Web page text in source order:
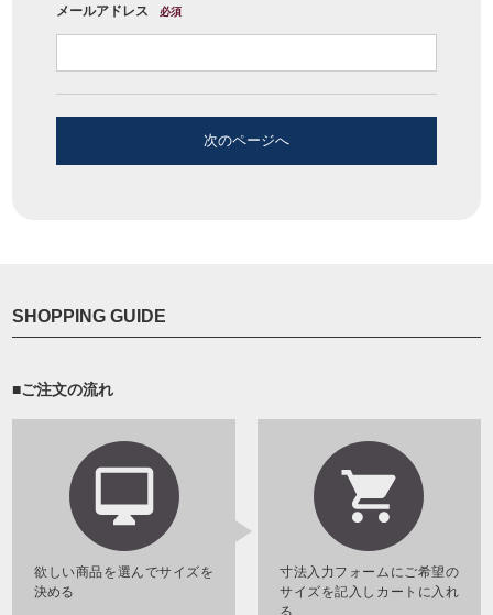
メールアドレス 必須
次のページへ
SHOPPING GUIDE
■ご注文の流れ
欲しい商品を選んでサイズを
決める
寸法入力フォームにご希望の
サイズを記入しカートに入れ
る